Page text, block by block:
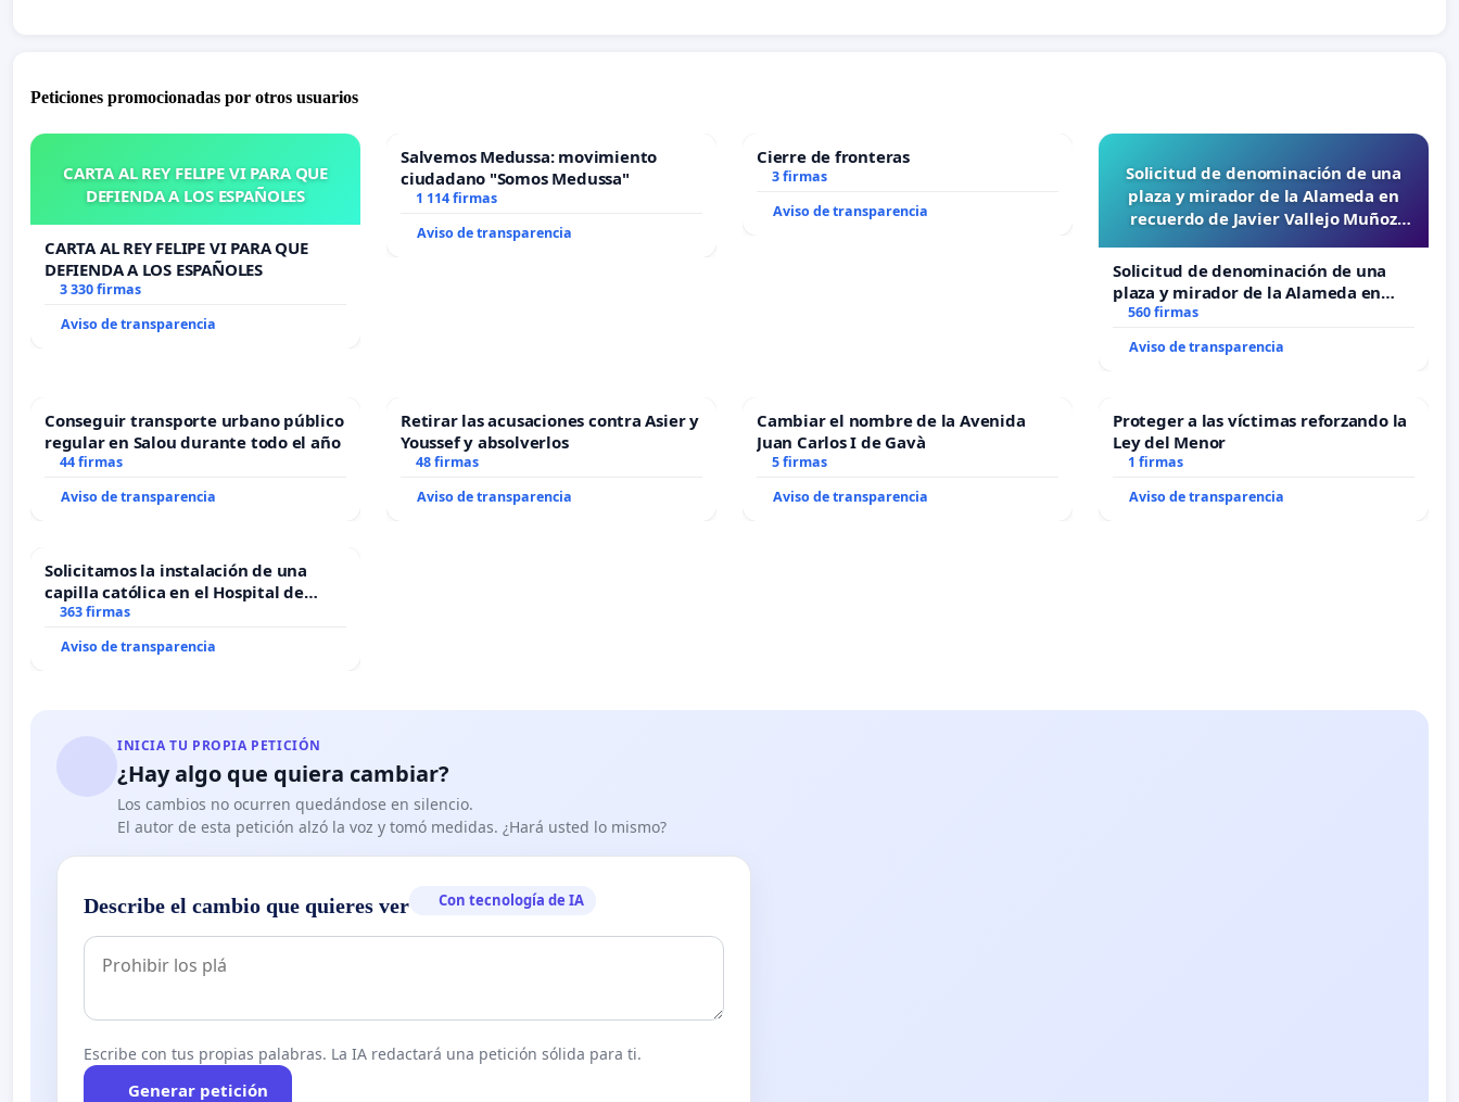
Peticiones promocionadas por otros usuarios
CARTA AL REY FELIPE VI PARA QUE
DEFIENDA A LOS ESPAÑOLES
CARTA AL REY FELIPE VI PARA QUE
DEFIENDA A LOS ESPAÑOLES
3 330 firmas
Aviso de transparencia
Salvemos Medussa: movimiento
ciudadano "Somos Medussa"
1 114 firmas
Aviso de transparencia
Cierre de fronteras
3 firmas
Aviso de transparencia
Solicitud de denominación de una
plaza y mirador de la Alameda en
recuerdo de Javier Vallejo Muñoz
Solicitud de denominación de una
plaza y mirador de la Alameda en
recuerdo de Javier Vallejo Muñoz
560 firmas
Aviso de transparencia
Conseguir transporte urbano público
regular en Salou durante todo el año
44 firmas
Aviso de transparencia
Retirar las acusaciones contra Asier y
Youssef y absolverlos
48 firmas
Aviso de transparencia
Cambiar el nombre de la Avenida
Juan Carlos I de Gavà
5 firmas
Aviso de transparencia
Proteger a las víctimas reforzando la
Ley del Menor
1 firmas
Aviso de transparencia
Solicitamos la instalación de una
capilla católica en el Hospital de
Alcañiz
363 firmas
Aviso de transparencia
INICIA TU PROPIA PETICIÓN
¿Hay algo que quiera cambiar?
Los cambios no ocurren quedándose en silencio.
El autor de esta petición alzó la voz y tomó medidas. ¿Hará usted lo mismo?
Describe el cambio que quieres ver Con tecnología de IA
Escribe con tus propias palabras. La IA redactará una petición sólida para ti.
Generar petición